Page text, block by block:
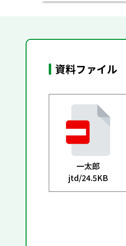
資料ファイル
一太郎
jtd/24.5KB